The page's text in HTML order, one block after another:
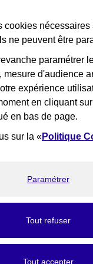
cookies nécessaires
ne peuvent être
paramétrer
mesure d'audience
expérience
en cliquant
en bas de page.
sur la «Politique
Paramétrer
Tout refuser
Tout accepter
Newsletter
Flux RSS
Mentions légales
Bienvenue !